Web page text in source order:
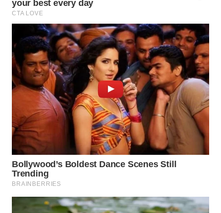
WN
LIKUPANG
WN
LABUANBAJO
WN
BORNEO
Wahana
Media
Group
WAHANA
NEWS
WAHANA
TANI